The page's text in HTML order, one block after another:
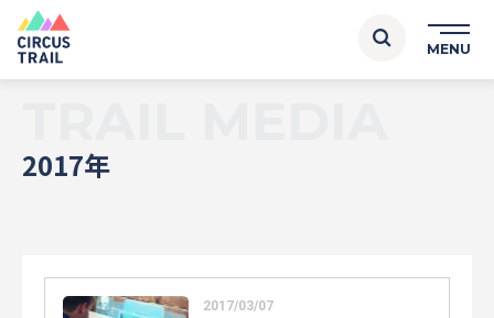
2017年
2017/03/07